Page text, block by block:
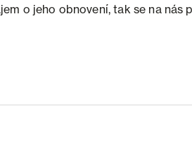
o jeho obnovení, tak se na nás